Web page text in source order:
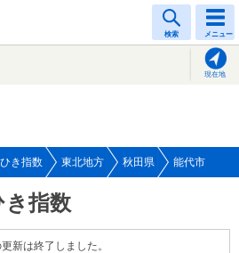
検索 メニュー
現在地
き指数 東北地方 秋田県 能代市
き指数
新は終了しました。